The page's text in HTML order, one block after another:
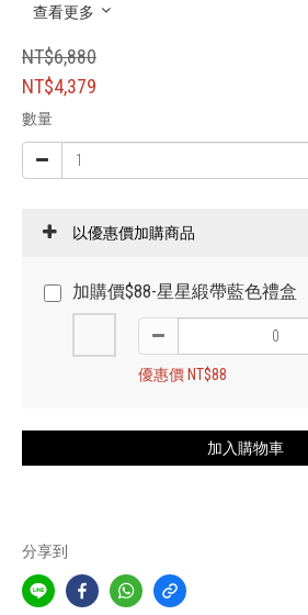
查看更多
NT$6,880
NT$4,379
數量
以優惠價加購商品
加購價$88-星星緞帶藍色禮盒
優惠價 NT$88
加入購物車
分享到